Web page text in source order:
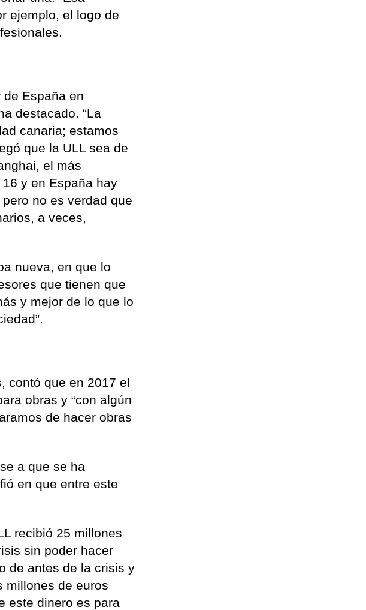
ejemplo, el logo de
España en
destacado. “La
canaria; estamos
que la ULL sea de
el más
y en España hay
no es verdad que
a veces,
nueva, en que lo
que tienen que
y mejor de lo que lo
contó que en 2017 el
obras y “con algún
de hacer obras
a que se ha
en que entre este
recibió 25 millones
sin poder hacer
de antes de la crisis y
millones de euros
este dinero es para